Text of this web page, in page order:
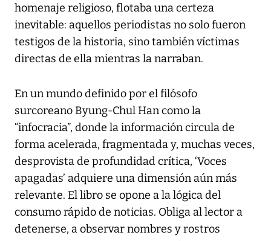
homenaje religioso, flotaba una certeza
inevitable: aquellos periodistas no solo fueron
testigos de la historia, sino también víctimas
directas de ella mientras la narraban.
En un mundo definido por el filósofo
surcoreano Byung-Chul Han como la
“infocracia”, donde la información circula de
forma acelerada, fragmentada y, muchas veces,
desprovista de profundidad crítica, ‘Voces
apagadas’ adquiere una dimensión aún más
relevante. El libro se opone a la lógica del
consumo rápido de noticias. Obliga al lector a
detenerse, a observar nombres y rostros